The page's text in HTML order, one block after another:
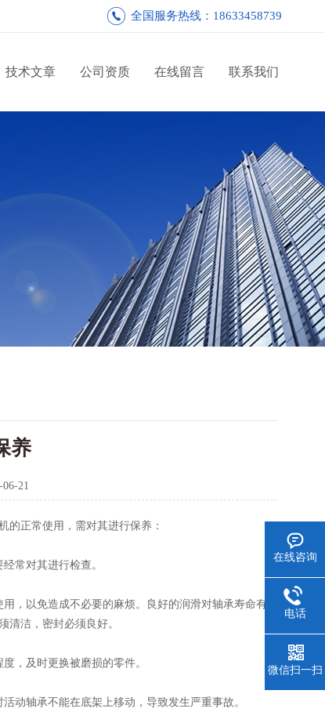
全国服务热线：18633458739
技术文章 公司资质 在线留言 联系我们
养
06-21
的正常使用，需对其进行保养：
常对其进行检查。
以免造成不必要的麻烦。良好的润滑对轴承寿命有
清洁，密封必须良好。
，及时更换被磨损的零件。
轴承不能在底架上移动，导致发生严重事故。
在线咨询
电话
微信扫一扫